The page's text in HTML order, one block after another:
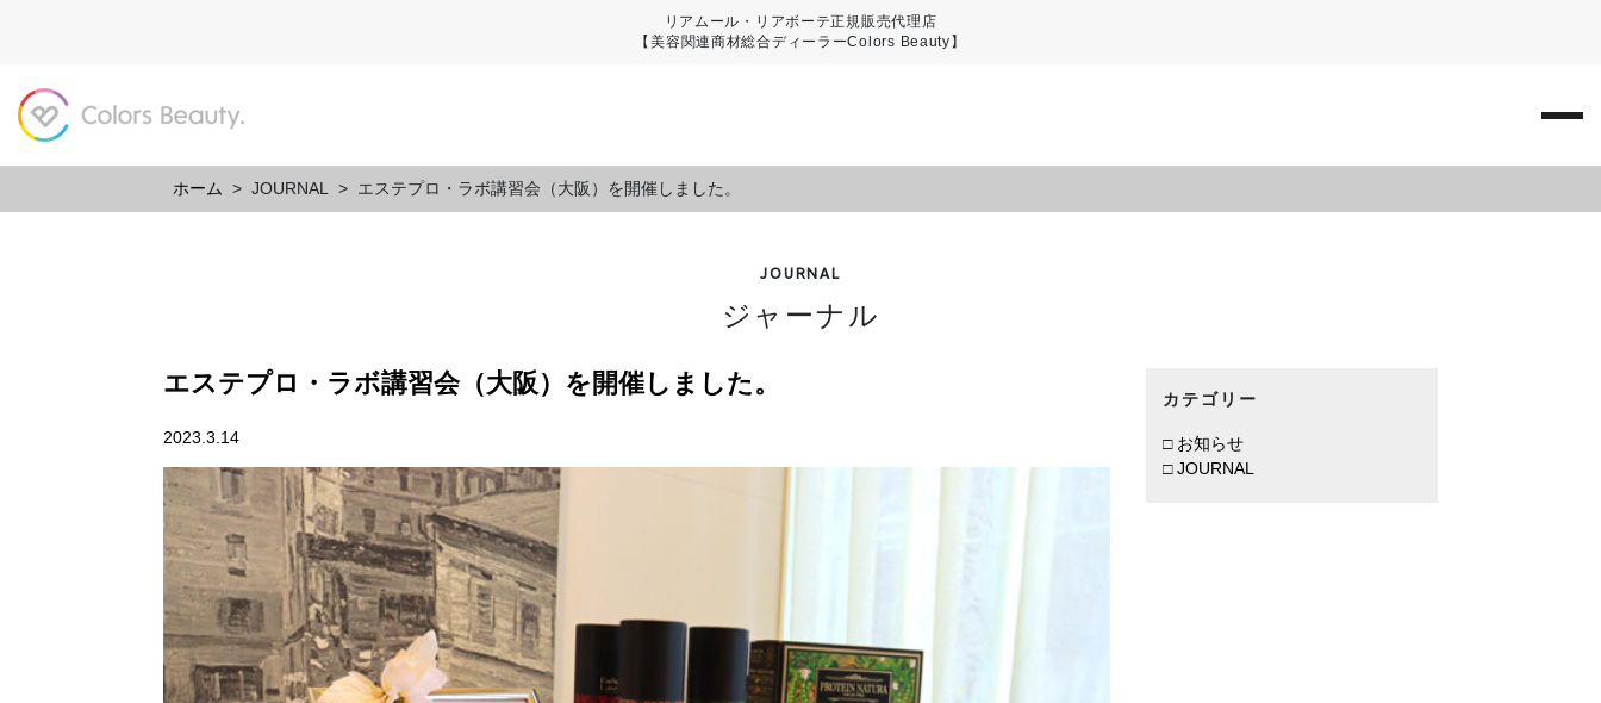
リアムール・リアボーテ正規販売代理店
【美容関連商材総合ディーラーColors Beauty】
ホーム > JOURNAL > エステプロ・ラボ講習会（大阪）を開催しました。
JOURNAL
ジャーナル
エステプロ・ラボ講習会（大阪）を開催しました。
2023.3.14
カテゴリー
お知らせ
JOURNAL